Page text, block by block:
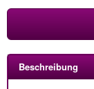
Beschreibung